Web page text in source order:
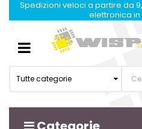
Spedizioni veloci a partire da
elettronica
Tutte categorie
Toggle